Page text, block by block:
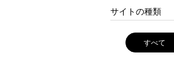
サイトの種類
すべて